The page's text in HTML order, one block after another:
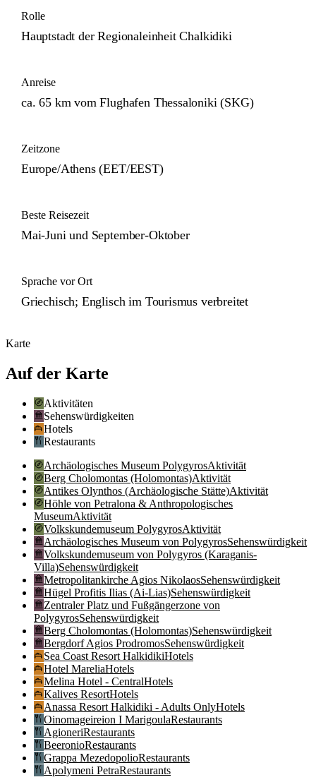
Rolle
Hauptstadt der Regionaleinheit Chalkidiki
Anreise
ca. 65 km vom Flughafen Thessaloniki (SKG)
Zeitzone
Europe/Athens (EET/EEST)
Beste Reisezeit
Mai-Juni und September-Oktober
Sprache vor Ort
Griechisch; Englisch im Tourismus verbreitet
Karte
Auf der Karte
Aktivitäten
Sehenswürdigkeiten
Hotels
Restaurants
Archäologisches Museum PolygyrosAktivität
Berg Cholomontas (Holomontas)Aktivität
Antikes Olynthos (Archäologische Stätte)Aktivität
Höhle von Petralona & Anthropologisches
MuseumAktivität
Volkskundemuseum PolygyrosAktivität
Archäologisches Museum von PolygyrosSehenswürdigkeit
Volkskundemuseum von Polygyros (Karaganis-
Villa)Sehenswürdigkeit
Metropolitankirche Agios NikolaosSehenswürdigkeit
Hügel Profitis Ilias (Ai-Lias)Sehenswürdigkeit
Zentraler Platz und Fußgängerzone von
PolygyrosSehenswürdigkeit
Berg Cholomontas (Holomontas)Sehenswürdigkeit
Bergdorf Agios ProdromosSehenswürdigkeit
Sea Coast Resort HalkidikiHotels
Hotel MareliaHotels
Melina Hotel - CentralHotels
Kalives ResortHotels
Anassa Resort Halkidiki - Adults OnlyHotels
Oinomageireion I MarigoulaRestaurants
AgioneriRestaurants
BeeronioRestaurants
Grappa MezedopolioRestaurants
Apolymeni PetraRestaurants